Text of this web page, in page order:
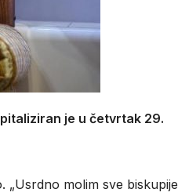
je u četvrtak 29.
„Usrdno molim sve biskupije